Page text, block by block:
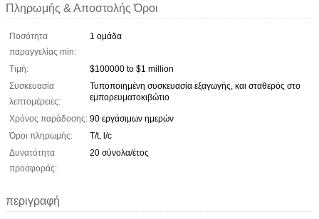
Πληρωμής & Αποστολής Όροι
Ποσότητα
παραγγελίας min:
1 ομάδα
Τιμή:
$100000 to $1 million
Συσκευασία
λεπτομέρειες:
Τυποποιημένη συσκευασία εξαγωγής, και σταθερός στο
εμπορευματοκιβώτιο
Χρόνος παράδοσης: 90 εργάσιμων ημερών
Όροι πληρωμής:
T/t, l/c
Δυνατότητα
προσφοράς:
20 σύνολα/έτος
περιγραφή